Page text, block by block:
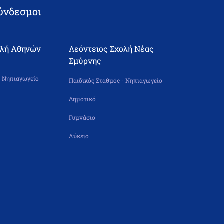
Αθηνών
Νηπιαγωγείο
Λεόντειος Σχολή Νέας
Σμύρνης
Παιδικός Σταθμός - Νηπιαγωγείο
Δημοτικό
Γυμνάσιο
Λύκειο